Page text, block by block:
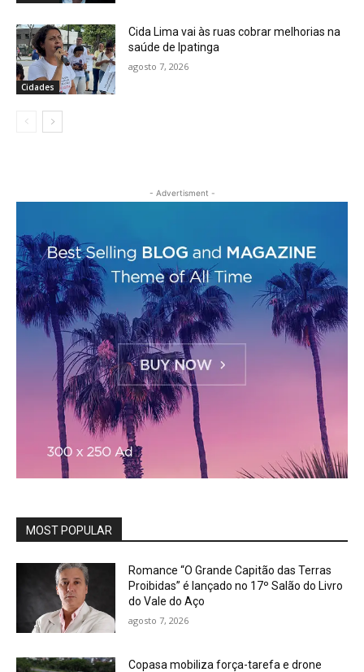
Cidades
Cida Lima vai às ruas cobrar melhorias na
saúde de Ipatinga
agosto 7, 2026
- Advertisment -
MOST POPULAR
Romance “O Grande Capitão das Terras
Proibidas” é lançado no 17º Salão do Livro
do Vale do Aço
agosto 7, 2026
Copasa mobiliza força-tarefa e drone